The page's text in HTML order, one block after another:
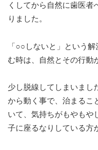
くしてから自然に歯医者
りました。
「○○しないと」という
む時は、自然とその行動
少し脱線してしまいまし
から動く事で、治まるこ
いて、気持ちがもやもや
子に座るなりしている方